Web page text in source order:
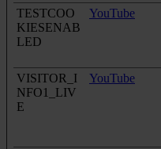
TESTCOO
KIESENAB
LED
YouTube
VISITOR_I
NFO1_LIV
E
YouTube